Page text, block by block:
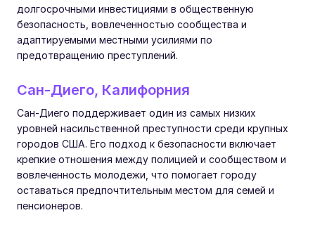
долгосрочными инвестициями в общественную
безопасность, вовлеченностью сообщества и
адаптируемыми местными усилиями по
предотвращению преступлений.
Сан-Диего, Калифорния
Сан-Диего поддерживает один из самых низких
уровней насильственной преступности среди крупных
городов США. Его подход к безопасности включает
крепкие отношения между полицией и сообществом и
вовлеченность молодежи, что помогает городу
оставаться предпочтительным местом для семей и
пенсионеров.